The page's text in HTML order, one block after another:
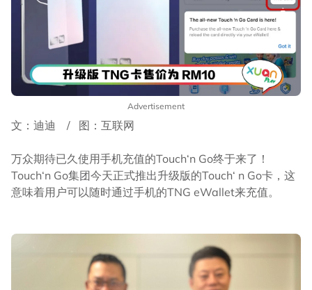
Advertisement
文：迪迪 / 图：互联网
万众期待已久使用手机充值的Touch‘n Go终于来了！
Touch‘n Go集团今天正式推出升级版的Touch‘ n Go卡，这
意味着用户可以随时通过手机的TNG eWallet来充值。